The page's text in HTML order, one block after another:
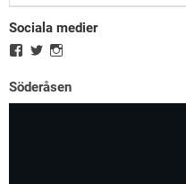
Sociala medier
Söderåsen